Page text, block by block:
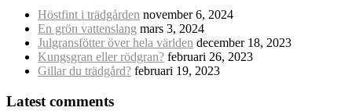
Höstfint i trädgården november 6, 2024
En grön vattenslang mars 3, 2024
Julgransfötter över hela världen december 18, 2023
Kungsgran eller rödgran? februari 26, 2023
Gillar du trädgård? februari 19, 2023
Latest comments